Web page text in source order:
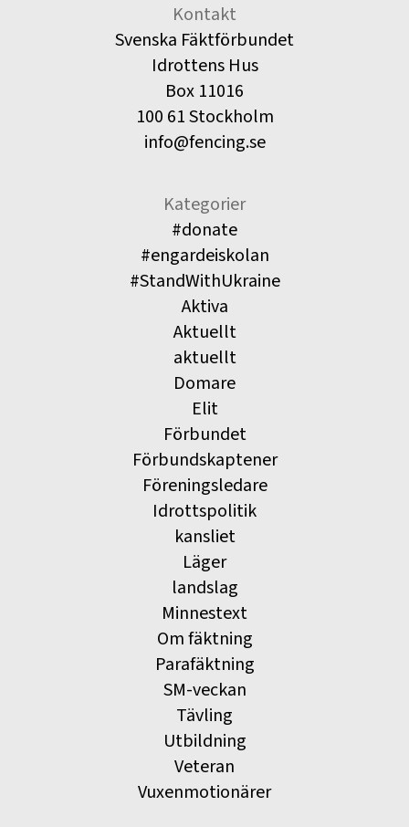
Kontakt
Svenska Fäktförbundet
Idrottens Hus
Box 11016
100 61 Stockholm
info@fencing.se
Kategorier
#donate
#engardeiskolan
#StandWithUkraine
Aktiva
Aktuellt
aktuellt
Domare
Elit
Förbundet
Förbundskaptener
Föreningsledare
Idrottspolitik
kansliet
Läger
landslag
Minnestext
Om fäktning
Parafäktning
SM-veckan
Tävling
Utbildning
Veteran
Vuxenmotionärer